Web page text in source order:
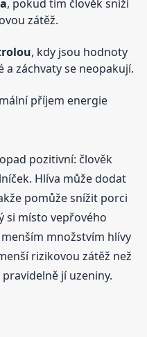
, pokud tím člověk sníží
zátěž.
, kdy jsou hodnoty
a záchvaty se neopakují.
příjem energie
pozitivní: člověk
Hlíva může dodat
pomůže snížit porci
si místo vepřového
množstvím hlívy
rizikovou zátěž než
jí uzeniny.